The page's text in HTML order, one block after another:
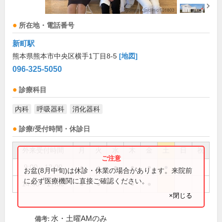
所在地・電話番号
新町駅
熊本県熊本市中央区横手1丁目8-5 [地図]
096-325-5050
診療科目
内科 呼吸器科 消化器科
診療/受付時間・休診日
祝
9:00～12:00 ● ● ● ● ●
14:00～17:00 ● ● ●
お盆(8月中旬)は休診・休業の場合があります。来院前
に必ず医療機関に直接ご確認ください。
×閉じる
備考: 水・土曜AMのみ